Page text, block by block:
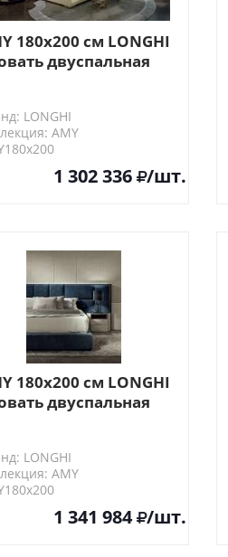
180х200 см LONGHI
двуспальная
LONGHI
AMY
1 302 336 /шт.
180х200 см LONGHI
двуспальная
LONGHI
AMY
1 341 984 /шт.